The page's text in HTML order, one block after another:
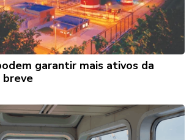
garantir mais ativos da
breve